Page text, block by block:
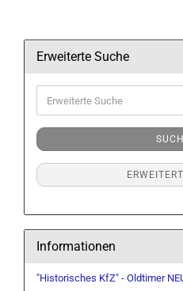
Erweiterte Suche
Suche
Informationen
"Historisches KfZ" - Oldtimer